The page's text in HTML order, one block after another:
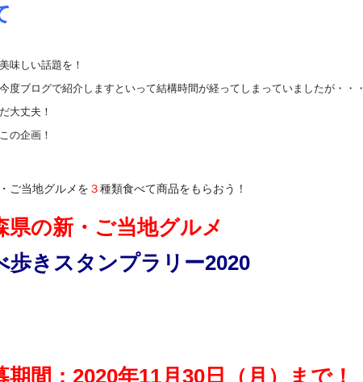
味しい話題を！
度ブログで紹介しますといって結構時間が経ってしまっていましたが・・・
大丈夫！
の企画！
ご当地グルメを ３種類食べて商品をもらおう！
県の新・ご当地グルメ
歩きスタンプラリー2020
期間：2020年11月30日（月）まで！